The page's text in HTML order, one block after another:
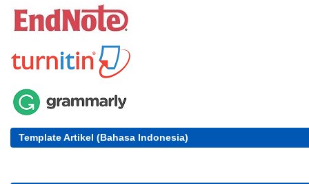
Template Artikel (Bahasa Indonesia)